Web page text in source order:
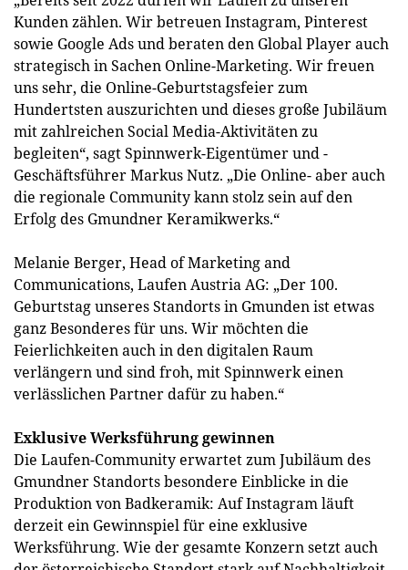
Kunden zählen. Wir betreuen Instagram, Pinterest
sowie Google Ads und beraten den Global Player auch
strategisch in Sachen Online-Marketing. Wir freuen
uns sehr, die Online-Geburtstagsfeier zum
Hundertsten auszurichten und dieses große Jubiläum
mit zahlreichen Social Media-Aktivitäten zu
begleiten“, sagt Spinnwerk-Eigentümer und -
Geschäftsführer Markus Nutz. „Die Online- aber auch
die regionale Community kann stolz sein auf den
Erfolg des Gmundner Keramikwerks.“
Melanie Berger, Head of Marketing and
Communications, Laufen Austria AG: „Der 100.
Geburtstag unseres Standorts in Gmunden ist etwas
ganz Besonderes für uns. Wir möchten die
Feierlichkeiten auch in den digitalen Raum
verlängern und sind froh, mit Spinnwerk einen
verlässlichen Partner dafür zu haben.“
Exklusive Werksführung gewinnen
Die Laufen-Community erwartet zum Jubiläum des
Gmundner Standorts besondere Einblicke in die
Produktion von Badkeramik: Auf Instagram läuft
derzeit ein Gewinnspiel für eine exklusive
Werksführung. Wie der gesamte Konzern setzt auch